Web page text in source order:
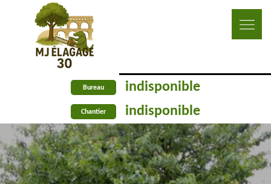
Bureau indisponible
Chantier indisponible